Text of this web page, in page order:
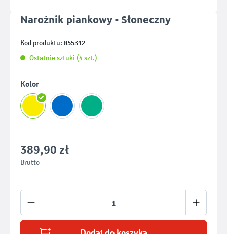
Narożnik piankowy - Słoneczny
Kod produktu: 855312
Ostatnie sztuki (4 szt.)
Wybierz
Kolor
389,90 zł
Brutto
Ilość produktu: Wprowadź żądaną ilość